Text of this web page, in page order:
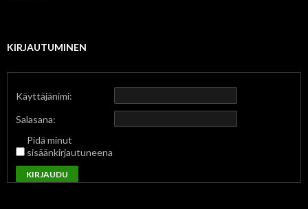
KIRJAUTUMINEN
Käyttäjänimi:
Salasana:
Pidä minut
sisäänkirjautuneena
KIRJAUDU